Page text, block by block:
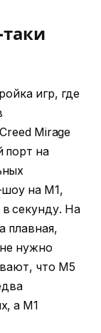
игр, где
Mirage
порт на
на M1,
секунду. На
плавная,
нужно
что M5
а M1